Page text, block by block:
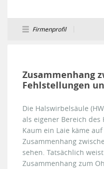
Firmenprofil
Zusammenhang
Fehlstellungen
Die Halswirbelsäule
als eigener Bereich des
Kaum ein Laie käme
Zusammenhang
sehen. Tatsächlich
Zusammenhang zum